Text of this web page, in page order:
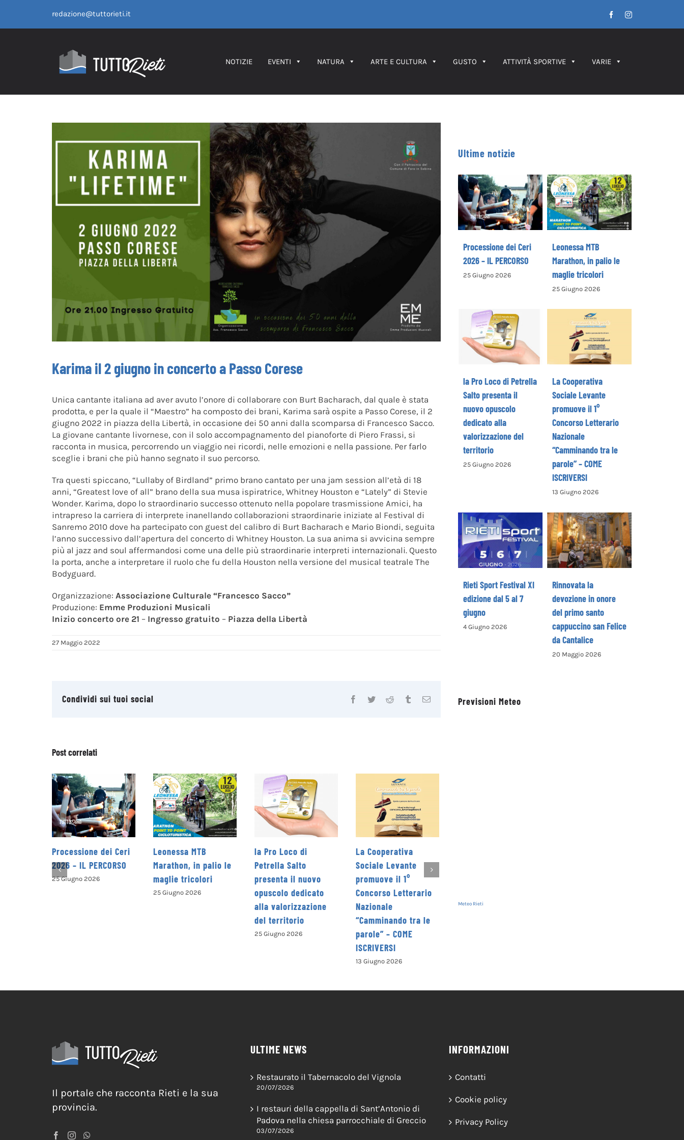
contenuto
redazione@tuttorieti.it FacebookInstagram
NOTIZIE EVENTI NATURA ARTE E CULTURA GUSTO ATTIVITÀ SPORTIVE VARIE
Karima il 2 giugno in concerto a Passo Corese
Unica cantante italiana ad aver avuto l’onore di collaborare con Burt Bacharach, dal quale è stata
prodotta, e per la quale il “Maestro” ha composto dei brani, Karima sarà ospite a Passo Corese, il 2
giugno 2022 in piazza della Libertà, in occasione dei 50 anni dalla scomparsa di Francesco Sacco.
La giovane cantante livornese, con il solo accompagnamento del pianoforte di Piero Frassi, si
racconta in musica, percorrendo un viaggio nei ricordi, nelle emozioni e nella passione. Per farlo
sceglie i brani che più hanno segnato il suo percorso.
Tra questi spiccano, “Lullaby of Birdland” primo brano cantato per una jam session all’età di 18
anni, “Greatest love of all” brano della sua musa ispiratrice, Whitney Houston e “Lately” di Stevie
Wonder. Karima, dopo lo straordinario successo ottenuto nella popolare trasmissione Amici, ha
intrapreso la carriera di interprete inanellando collaborazioni straordinarie iniziate al Festival di
Sanremo 2010 dove ha partecipato con guest del calibro di Burt Bacharach e Mario Biondi, seguita
l’anno successivo dall’apertura del concerto di Whitney Houston. La sua anima si avvicina sempre
più al jazz and soul affermandosi come una delle più straordinarie interpreti internazionali. Questo
la porta, anche a interpretare il ruolo che fu della Houston nella versione del musical teatrale The
Bodyguard.
Organizzazione: Associazione Culturale “Francesco Sacco”
Produzione: Emme Produzioni Musicali
Inizio concerto ore 21 – Ingresso gratuito – Piazza della Libertà
27 Maggio 2022
Condividi sui tuoi social Facebook
TwitterReddit TumblrEmail
Post correlati
Processione dei Ceri
2026 – IL PERCORSO
25 Giugno 2026
Leonessa MTB
Marathon, in palio le
maglie tricolori
25 Giugno 2026
la Pro Loco di
Petrella Salto
presenta il nuovo
opuscolo dedicato
alla valorizzazione
del territorio
25 Giugno 2026
La Cooperativa
Sociale Levante
promuove il 1°
Concorso Letterario
Nazionale
“Camminando tra le
parole” – COME
13 Giugno 2026
edizione dal 5 al 7
giugno
4 Giugno 2026
Ultime notizie
Processione dei
Ceri 2026 – IL
PERCORSO
Processione dei Ceri
2026 – IL PERCORSO
25 Giugno 2026
Leonessa MTB
Marathon, in
palio le maglie
tricolori
Leonessa MTB
Marathon, in palio le
maglie tricolori
25 Giugno 2026
Petrella Salto
presenta il
nuovo opuscolo
dedicato alla
valorizzazione
del territorio
la Pro Loco di Petrella
Salto presenta il
nuovo opuscolo
dedicato alla
valorizzazione del
territorio
25 Giugno 2026
La Cooperativa
Sociale Levante
promuove il 1°
Concorso
Letterario
Nazionale
“Camminando tra
le parole” –
COME ISCRIVERSI
La Cooperativa
Sociale Levante
promuove il 1°
Concorso Letterario
Nazionale
“Camminando tra le
parole” – COME
ISCRIVERSI
13 Giugno 2026
Rieti Sport
Festival XI
edizione dal 5 al
7 giugno
Rieti Sport Festival XI
edizione dal 5 al 7
giugno
4 Giugno 2026
devozione in
onore del primo
santo
cappuccino san
Felice da
Cantalice
Rinnovata la
devozione in onore
del primo santo
cappuccino san Felice
da Cantalice
20 Maggio 2026
Previsioni Meteo
Meteo Rieti
Il portale che racconta Rieti e la sua
provincia.
ULTIME NEWS
Restaurato il Tabernacolo del Vignola
20/07/2026
I restauri della cappella di Sant’Antonio di
Padova nella chiesa parrocchiale di Greccio
03/07/2026
INFORMAZIONI
Contatti
Cookie policy
Privacy Policy